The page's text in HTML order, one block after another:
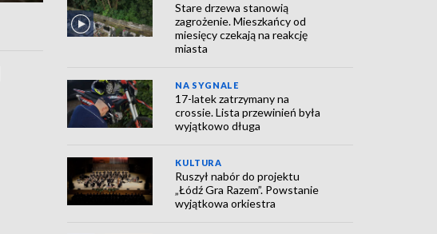
Stare drzewa stanowią
zagrożenie. Mieszkańcy od
miesięcy czekają na reakcję
miasta
NA SYGNALE
17-latek zatrzymany na
crossie. Lista przewinień była
wyjątkowo długa
KULTURA
Ruszył nabór do projektu
„Łódź Gra Razem”. Powstanie
wyjątkowa orkiestra